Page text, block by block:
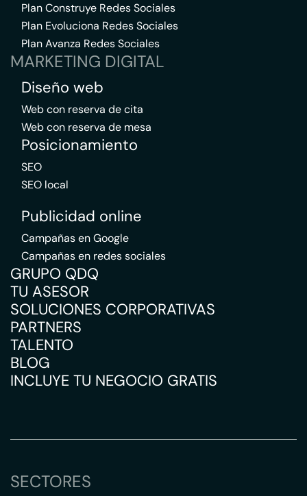
Plan Construye Redes Sociales
Plan Evoluciona Redes Sociales
Plan Avanza Redes Sociales
MARKETING DIGITAL
Diseño web
Web con reserva de cita
Web con reserva de mesa
Posicionamiento
SEO
SEO local
Publicidad online
Campañas en Google
Campañas en redes sociales
GRUPO QDQ
TU ASESOR
SOLUCIONES CORPORATIVAS
PARTNERS
TALENTO
BLOG
INCLUYE TU NEGOCIO GRATIS
SECTORES